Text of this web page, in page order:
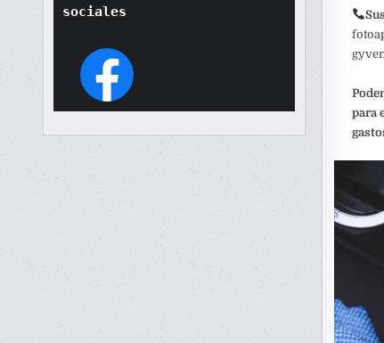
sociales
para